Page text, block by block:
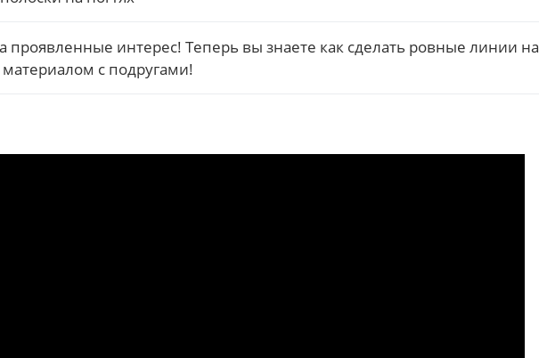
проявленные интерес! Теперь вы знаете как сделать ровные линии на
материалом с подругами!